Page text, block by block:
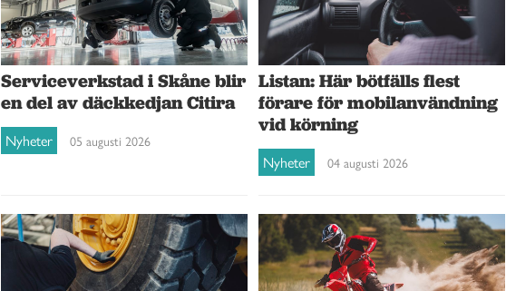
Serviceverkstad i Skåne blir
en del av däckkedjan Citira
Nyheter 05 augusti 2026
Listan: Här bötfälls flest
förare för mobilanvändning
vid körning
Nyheter 04 augusti 2026